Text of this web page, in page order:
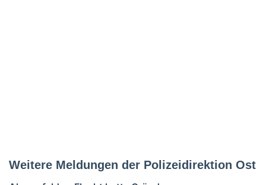
Weitere Meldungen der Polizeidirektion Ost